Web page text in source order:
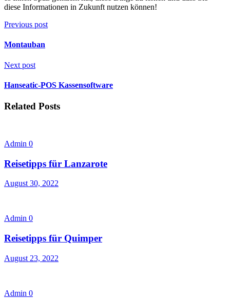
diese Informationen in Zukunft nutzen können!
Previous post
Montauban
Next post
Hanseatic-POS Kassensoftware
Related Posts
Admin 0
Reisetipps für Lanzarote
August 30, 2022
Admin 0
Reisetipps für Quimper
August 23, 2022
Admin 0